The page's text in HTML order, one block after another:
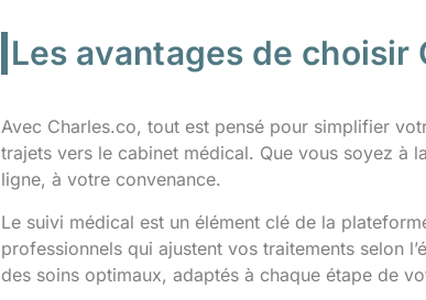
Les avantages de choisir
Avec Charles.co, tout est pensé pour simplifier
trajets vers le cabinet médical. Que vous soyez à
ligne, à votre convenance.
Le suivi médical est un élément clé de la
professionnels qui ajustent vos traitements selon
des soins optimaux, adaptés à chaque étape de